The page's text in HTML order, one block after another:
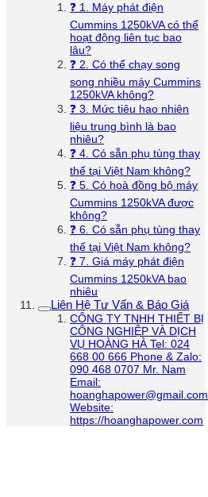
❓ 1. Máy phát điện
Cummins 1250kVA có thể
hoạt động liên tục bao
lâu?
❓ 2. Có thể chạy song
song nhiều máy Cummins
1250kVA không?
❓ 3. Mức tiêu hao nhiên
liệu trung bình là bao
nhiêu?
❓ 4. Có sẵn phụ tùng thay
thế tại Việt Nam không?
❓ 5. Có hoà đồng bộ máy
Cummins 1250kVA được
không?
❓ 6. Có sẵn phụ tùng thay
thế tại Việt Nam không?
❓ 7. Giá máy phát điện
Cummins 1250kVA bao
nhiêu
Liên Hệ Tư Vấn & Báo Giá
CÔNG TY TNHH THIẾT BỊ
CÔNG NGHIỆP VÀ DỊCH
VỤ HOÀNG HÀ Tel: 024
668 00 666 Phone & Zalo:
090 468 0707 Mr. Nam
Email:
hoanghapower@gmail.com
Website:
https://hoanghapower.com